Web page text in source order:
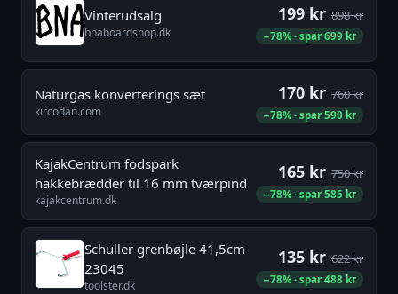
Vinterudsalg
bnaboardshop.dk
199 kr 898 kr
−78% · spar 699 kr
Naturgas konverterings sæt
kircodan.com
170 kr 760 kr
−78% · spar 590 kr
KajakCentrum fodspark
hakkebrædder til 16 mm tværpind
kajakcentrum.dk
165 kr 750 kr
−78% · spar 585 kr
Schuller grenbøjle 41,5cm
23045
toolster.dk
135 kr 622 kr
−78% · spar 488 kr